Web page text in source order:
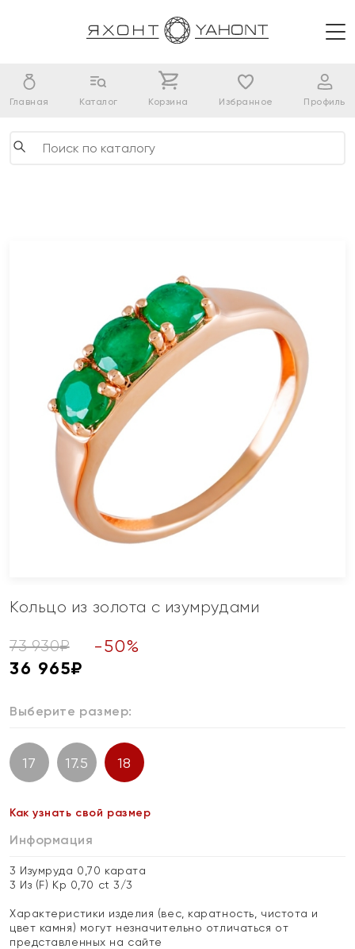
Главная Каталог Корзина Избранное Профиль
Кольцо из золота с изумрудами
73 930₽ -50%
36 965₽
Выберите размер:
17 17.5 18
Как узнать свой размер
Информация
3 Изумруда 0,70 карата
3 Из (F) Кр 0,70 ct 3/3
Характеристики изделия (вес, каратность, чистота и
цвет камня) могут незначительно отличаться от
представленных на сайте